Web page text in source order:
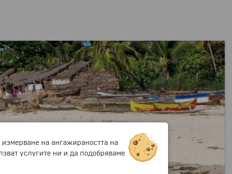
на ангажираността на
услугите ни и да подобряваме